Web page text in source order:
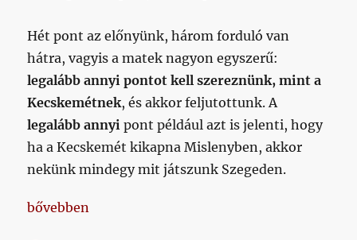
Hét pont az előnyünk, három forduló van
hátra, vagyis a matek nagyon egyszerű:
legalább annyi pontot kell szereznünk, mint a
Kecskemétnek, és akkor feljutottunk. A
legalább annyi pont például azt is jelenti, hogy
ha a Kecskemét kikapna Mislenyben, akkor
nekünk mindegy mit játszunk Szegeden.
„Feljutómatek – 28. forduló”
bővebben